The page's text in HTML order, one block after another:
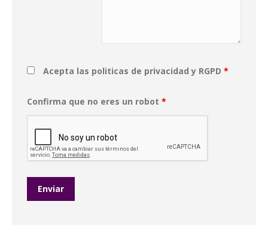
Acepta las politicas de privacidad y RGPD *
Confirma que no eres un robot *